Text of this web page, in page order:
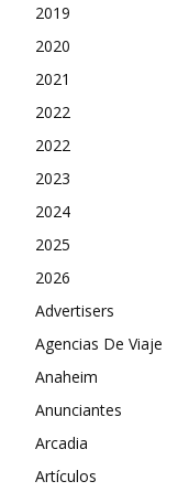
2019
2020
2021
2022
2022
2023
2024
2025
2026
Advertisers
Agencias De Viaje
Anaheim
Anunciantes
Arcadia
Artículos